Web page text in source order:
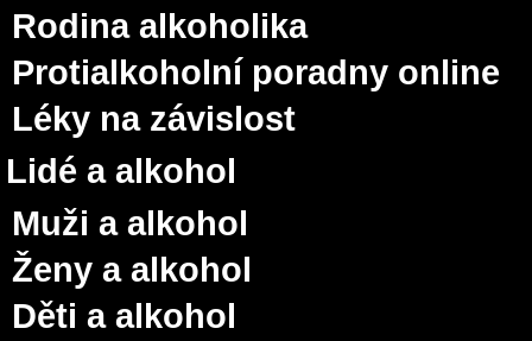
Rodina alkoholika
Protialkoholní poradny online
Léky na závislost
Lidé a alkohol
Muži a alkohol
Ženy a alkohol
Děti a alkohol